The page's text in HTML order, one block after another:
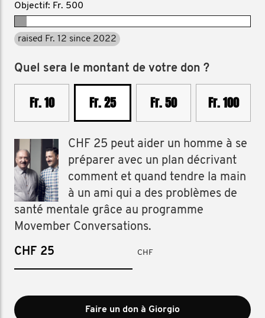
Objectif: Fr. 500
raised Fr. 12 since 2022
Quel sera le montant de votre don ?
Fr. 10 Fr. 25 Fr. 50 Fr. 100
CHF 25 peut aider un homme à se
préparer avec un plan décrivant
comment et quand tendre la main
à un ami qui a des problèmes de
santé mentale grâce au programme
Movember Conversations.
CHF CHF
Faire un don à Giorgio